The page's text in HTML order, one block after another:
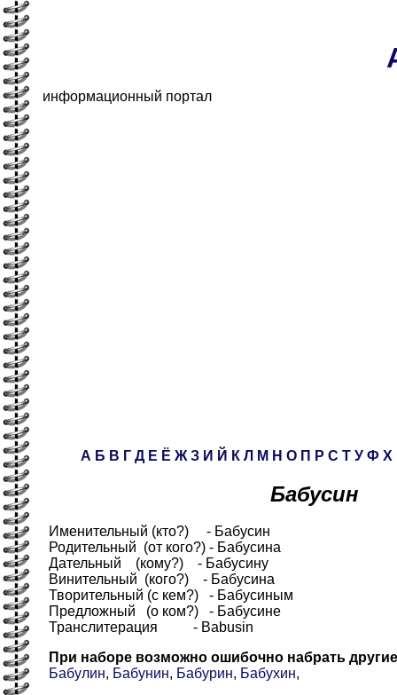
информационный портал
А Б В Г Д Е Ё Ж З И Й К Л М Н О П Р С Т У Ф Х
Бабусин
Именительный (кто?) - Бабусин
Родительный (от кого?) - Бабусина
Дательный (кому?) - Бабусину
Винительный (кого?) - Бабусина
Творительный (с кем?) - Бабусиным
Предложный (о ком?) - Бабусине
Транслитерация - Babusin
При наборе возможно ошибочно набрать
Бабулин, Бабунин, Бабурин, Бабухин,